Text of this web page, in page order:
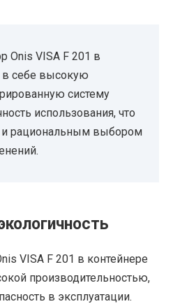
Onis VISA F 201 в
в себе высокую
систему
использования, что
и рациональным выбором
VISA F 201 в контейнере
производительностью,
в эксплуатации.